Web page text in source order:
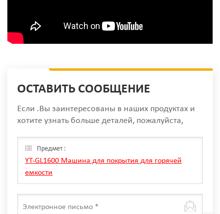
ОСТАВИТЬ СООБЩЕНИЕ
Если .Вы заинтересованы в наших продуктах и
хотите узнать больше деталей, пожалуйста,
только мы Can.
Предмет :
YT-GL1600 Машина для покрытия для горячей
емкости